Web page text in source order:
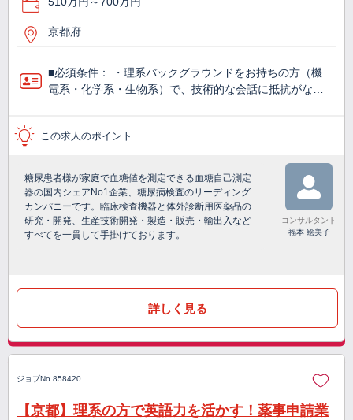
京都府
■必須条件： ・理系バックグラウンドをお持ちの方（機
電系・化学系・生物系）で、技術的な会話に抵抗がな…
この求人のポイント
糖尿患者様が家庭で血糖値を測定できる血糖自己測定
器の国内シェアNo1企業、糖尿病検査のリーディング
カンパニーです。臨床検査機器と体外診断用医薬品の
研究・開発、生産技術開発・製造・販売・輸出入など
すべてを一貫して手掛けております。
コンサルタント
福本 絵美子
詳しく見る
ジョブNo.858420
【京都】理系の方で英語力を活かす！薬事申請業